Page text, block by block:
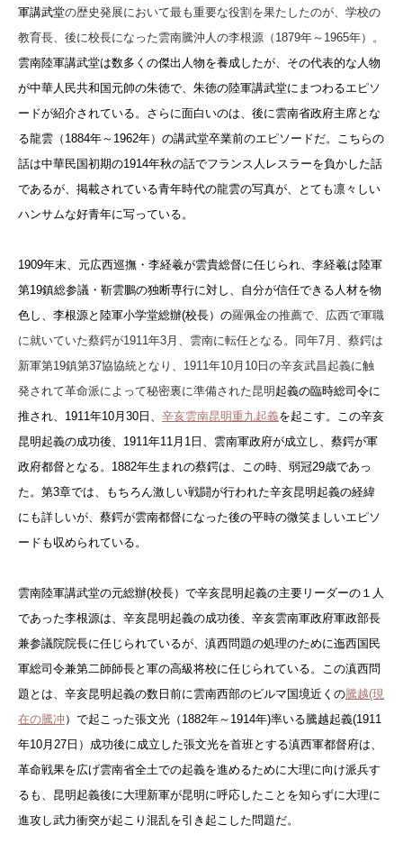
軍講武堂の歴史発展において最も重要な役割を果たしたのが、学校の
教育長、後に校長になった雲南騰沖人の李根源（1879年～1965年）。
雲南陸軍講武堂は数多くの傑出人物を養成したが、その代表的な人物
が中華人民共和国元帥の朱徳で、朱徳の陸軍講武堂にまつわるエピソ
ードが紹介されている。さらに面白いのは、後に雲南省政府主席とな
る龍雲（1884年～1962年）の講武堂卒業前のエピソードだ。こちらの
話は中華民国初期の1914年秋の話でフランス人レスラーを負かした話
であるが、掲載されている青年時代の龍雲の写真が、とても凛々しい
ハンサムな好青年に写っている。
1909年末、元広西巡撫・李経羲が雲貴総督に任じられ、李経羲は陸軍
第19鎮総参議・靳雲鵬の独断専行に対し、自分が信任できる人材を物
色し、李根源と陸軍小学堂総辦(校長）の羅佩金の推薦で、広西で軍職
に就いていた蔡鍔が1911年3月、雲南に転任となる。同年7月、蔡鍔は
新軍第19鎮第37協協統となり、1911年10月10日の辛亥武昌起義に触
発されて革命派によって秘密裏に準備された昆明起義の臨時総司令に
推され、1911年10月30日、 辛亥雲南昆明重九起義を起こす。この辛亥
昆明起義の成功後、1911年11月1日、雲南軍政府が成立し、蔡鍔が軍
政府都督となる。1882年生まれの蔡鍔は、この時、弱冠29歳であっ
た。第3章では、もちろん激しい戦闘が行われた辛亥昆明起義の経緯
にも詳しいが、蔡鍔が雲南都督になった後の平時の微笑ましいエピソ
ードも収められている。
雲南陸軍講武堂の元総辦(校長）で辛亥昆明起義の主要リーダーの１人
であった李根源は、辛亥昆明起義の成功後、辛亥雲南軍政府軍政部長
兼参議院院長に任じられているが、滇西問題の処理のために迤西国民
軍総司令兼第二師師長と軍の高級将校に任じられている。この滇西問
題とは、辛亥昆明起義の数日前に雲南西部のビルマ国境近くの騰越(現
在の騰冲 ）で起こった張文光（1882年～1914年)率いる騰越起義(1911
年10月27日）成功後に成立した張文光を首班とする滇西軍都督府は、
革命戦果を広げ雲南省全土での起義を進めるために大理に向け派兵す
るも、昆明起義後に大理新軍が昆明に呼応したことを知らずに大理に
進攻し武力衝突が起こり混乱を引き起こした問題だ。